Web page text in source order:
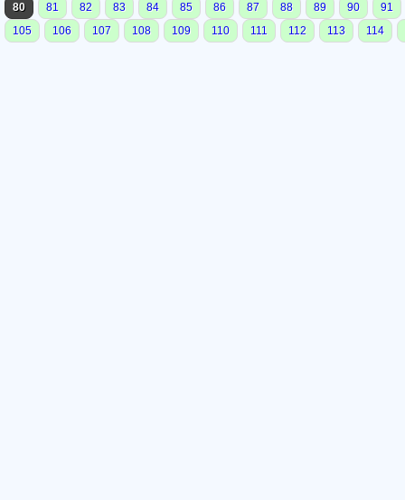
80
81 82 83 84 85 86 87 88 89 90
91
105
106 107 108 109 110 111 112 113 114